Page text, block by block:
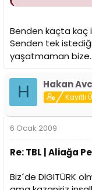
Benden kaçta kaç
Senden tek
yaşatmaman bize.
H Hakan
Kayıtlı
6 Ocak 2009
Re: TBL | Aliağa
Biz´de DIGITÜRK